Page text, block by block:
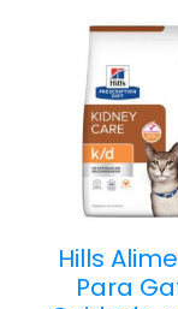
Hills
Para